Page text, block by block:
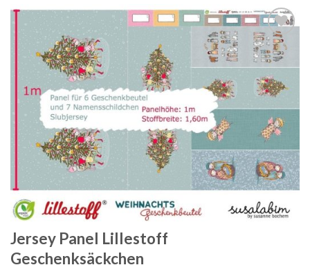
Auf die
Wunschliste
Jersey Panel Lillestoff
Geschenksäckchen